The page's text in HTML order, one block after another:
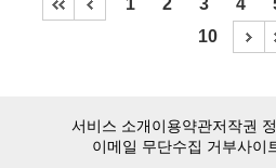
10
서비스 소개이용약관저작권
이메일 무단수집 거부사이